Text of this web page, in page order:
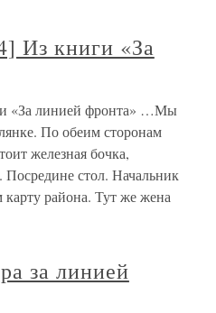
Из книги «За
«За линией фронта» …Мы
По обеим сторонам
железная бочка,
Посредине стол. Начальник
района. Тут же жена
за линией